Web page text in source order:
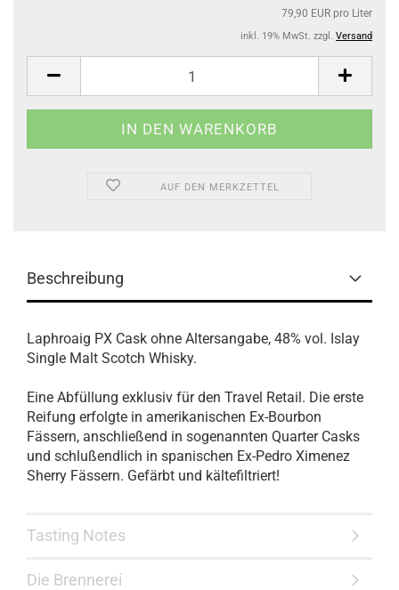
79,90 EUR pro Liter
inkl. 19% MwSt. zzgl. Versand
AUF DEN MERKZETTEL
Beschreibung
Laphroaig PX Cask ohne Altersangabe, 48% vol. Islay
Single Malt Scotch Whisky.
Eine Abfüllung exklusiv für den Travel Retail. Die erste
Reifung erfolgte in amerikanischen Ex-Bourbon
Fässern, anschließend in sogenannten Quarter Casks
und schlußendlich in spanischen Ex-Pedro Ximenez
Sherry Fässern. Gefärbt und kältefiltriert!
Tasting Notes
Die Brennerei